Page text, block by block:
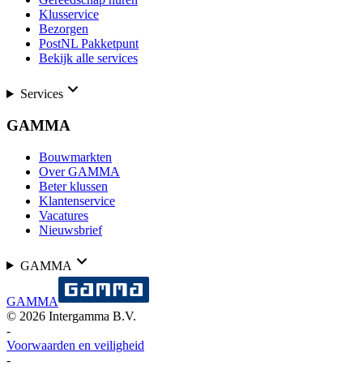
Klusservice
Bezorgen
PostNL Pakketpunt
Bekijk alle services
Services
GAMMA
Bouwmarkten
Over GAMMA
Beter klussen
Klantenservice
Vacatures
Nieuwsbrief
GAMMA
GAMMA
© 2026 Intergamma B.V.
-
Voorwaarden en veiligheid
-